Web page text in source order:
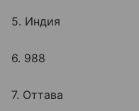
5. Индия
6. 988
7. Оттава